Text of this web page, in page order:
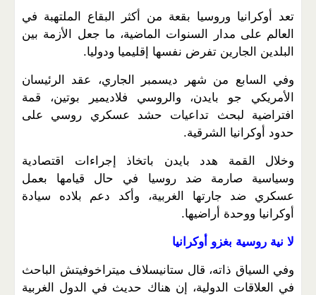
تعد أوكرانيا وروسيا بقعة من أكثر البقاع الملتهبة في
العالم على مدار السنوات الماضية، ما جعل الأزمة بين
البلدين الجارين تفرض نفسها إقليميا ودوليا.
وفي السابع من شهر ديسمبر الجاري، عقد الرئيسان
الأمريكي جو بايدن، والروسي فلاديمير بوتين، قمة
افتراضية لبحث تداعيات حشد عسكري روسي على
حدود أوكرانيا الشرقية.
وخلال القمة هدد بايدن باتخاذ إجراءات اقتصادية
وسياسية صارمة ضد روسيا في حال قيامها بعمل
عسكري ضد جارتها الغربية، وأكد دعم بلاده سيادة
أوكرانيا ووحدة أراضيها.
لا نية روسية بغزو أوكرانيا
وفي السياق ذاته، قال ستانيسلاف ميتراخوفيتش الباحث
في العلاقات الدولية، إن هناك حديث في الدول الغربية